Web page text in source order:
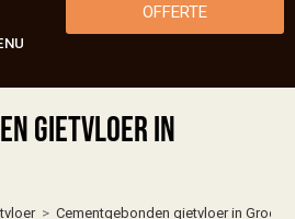
OFFERTE
gietvloer in
> Cementgebonden gietvloer in